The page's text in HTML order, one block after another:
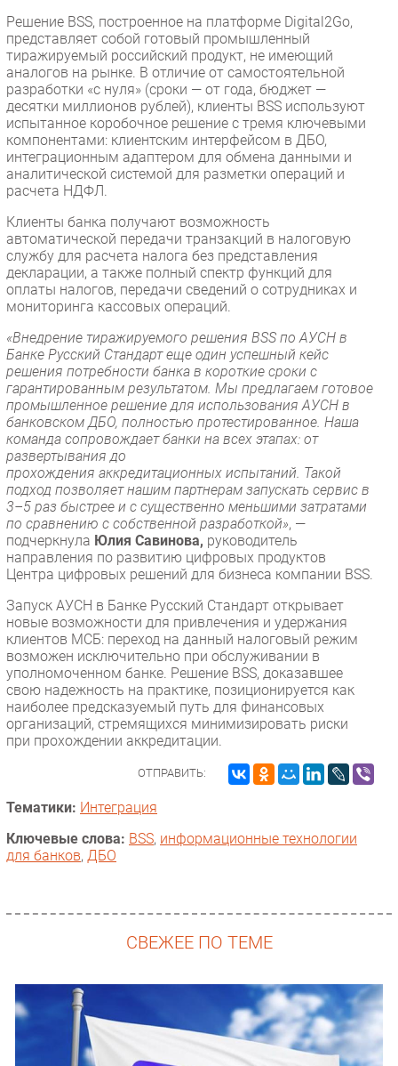
Решение BSS, построенное на платформе Digital2Go,
представляет собой готовый промышленный
тиражируемый российский продукт, не имеющий
аналогов на рынке. В отличие от самостоятельной
разработки «с нуля» (сроки — от года, бюджет —
десятки миллионов рублей), клиенты BSS используют
испытанное коробочное решение с тремя ключевыми
компонентами: клиентским интерфейсом в ДБО,
интеграционным адаптером для обмена данными и
аналитической системой для разметки операций и
расчета НДФЛ.
Клиенты банка получают возможность
автоматической передачи транзакций в налоговую
службу для расчета налога без представления
декларации, а также полный спектр функций для
оплаты налогов, передачи сведений о сотрудниках и
мониторинга кассовых операций.
«Внедрение тиражируемого решения BSS по АУСН в
Банке Русский Стандарт еще один успешный кейс
решения потребности банка в короткие сроки с
гарантированным результатом. Мы предлагаем готовое
промышленное решение для использования АУСН в
банковском ДБО, полностью протестированное. Наша
команда сопровождает банки на всех этапах: от
развертывания до
прохождения аккредитационных испытаний. Такой
подход позволяет нашим партнерам запускать сервис в
3–5 раз быстрее и с существенно меньшими затратами
по сравнению с собственной разработкой», —
подчеркнула Юлия Савинова, руководитель
направления по развитию цифровых продуктов
Центра цифровых решений для бизнеса компании BSS.
Запуск АУСН в Банке Русский Стандарт открывает
новые возможности для привлечения и удержания
клиентов МСБ: переход на данный налоговый режим
возможен исключительно при обслуживании в
уполномоченном банке. Решение BSS, доказавшее
свою надежность на практике, позиционируется как
наиболее предсказуемый путь для финансовых
организаций, стремящихся минимизировать риски
при прохождении аккредитации.
ОТПРАВИТЬ:
Тематики: Интеграция
Ключевые слова: BSS, информационные технологии
для банков, ДБО
СВЕЖЕЕ ПО ТЕМЕ